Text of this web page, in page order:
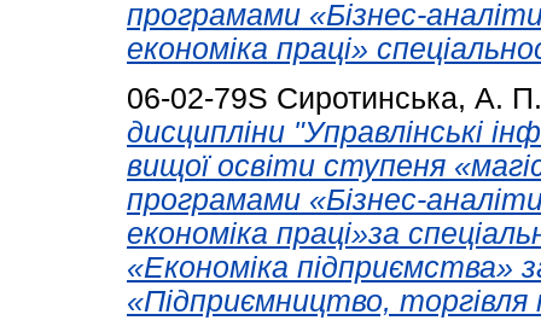
програмами «Бізнес-
економіка праці»
06-02-79S Сиротинська, А. П.
дисципліни "Управлінські
вищої освіти ступеня
програмами «Бізнес-
економіка праці»за
«Економіка підприємства»
«Підприємництво, торгівля